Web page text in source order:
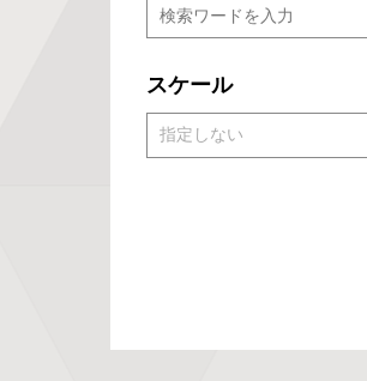
スケール